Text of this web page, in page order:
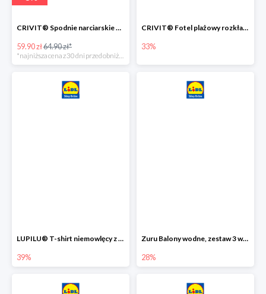
CRIVIT® Spodnie narciarskie dziewczęce
59.90 zł64.90 zł*
*najniższa cena z 30 dni przed obniżką
CRIVIT® Fotel plażowy rozkładany / Brodzik dziecięcy
33%
LUPILU® T-shirt niemowlęcy z biobawełny -39%
39%
Zuru Balony wodne, zestaw 3 wiązek -28%
28%